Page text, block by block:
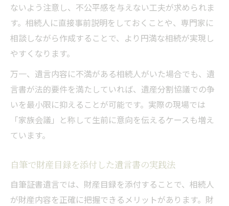
ないよう注意し、不公平感を与えない工夫が求められま
す。相続人に直接事前説明をしておくことや、専門家に
相談しながら作成することで、より円満な相続が実現し
やすくなります。
万一、遺言内容に不満がある相続人がいた場合でも、遺
言書が法的要件を満たしていれば、遺産分割協議での争
いを最小限に抑えることが可能です。実際の現場では
「家族会議」と称して生前に意向を伝えるケースも増え
ています。
自筆で財産目録を添付した遺言書の実践法
自筆証書遺言では、財産目録を添付することで、相続人
が財産内容を正確に把握できるメリットがあります。財